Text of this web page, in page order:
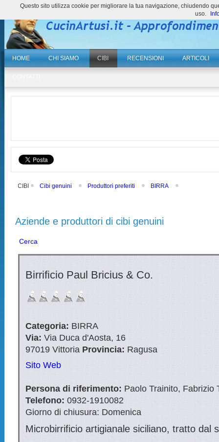
HOME CHI SIAMO CIBI RECENSIONI ARTICOLI
CIBI Cibi genuini Produttori preferiti BIRRA
Aziende e produttori di cibi genuini
Cerca
Birrificio Paul Bricius & Co.
Categoria: BIRRA
Via: Via Duca d'Aosta, 16
97019 Vittoria Provincia: Ragusa
Sito Web
Persona di riferimento: Paolo Trainito, Fabrizio
Telefono: 0932-1910082
Giorno di chiusura: Domenica
Microbirrificio artigianale siciliano, tratto dal
Questo sito utilizza cookie per migliorare la tua navigazione, chiudendo
uso.